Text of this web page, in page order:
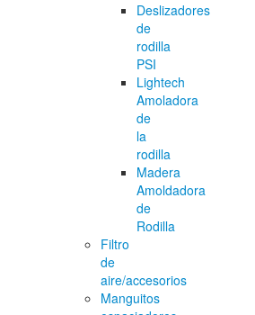
Deslizadores
de
rodilla
PSI
Lightech
Amoladora
de
la
rodilla
Madera
Amoldadora
de
Rodilla
Filtro
de
aire/accesorios
Manguitos